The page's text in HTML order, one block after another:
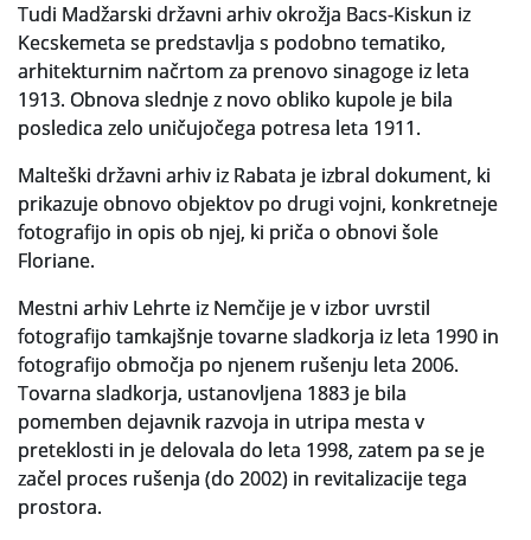
Tudi Madžarski državni arhiv okrožja Bacs-Kiskun iz
Kecskemeta se predstavlja s podobno tematiko,
arhitekturnim načrtom za prenovo sinagoge iz leta
1913. Obnova slednje z novo obliko kupole je bila
posledica zelo uničujočega potresa leta 1911.
Malteški državni arhiv iz Rabata je izbral dokument, ki
prikazuje obnovo objektov po drugi vojni, konkretneje
fotografijo in opis ob njej, ki priča o obnovi šole
Floriane.
Mestni arhiv Lehrte iz Nemčije je v izbor uvrstil
fotografijo tamkajšnje tovarne sladkorja iz leta 1990 in
fotografijo območja po njenem rušenju leta 2006.
Tovarna sladkorja, ustanovljena 1883 je bila
pomemben dejavnik razvoja in utripa mesta v
preteklosti in je delovala do leta 1998, zatem pa se je
začel proces rušenja (do 2002) in revitalizacije tega
prostora.